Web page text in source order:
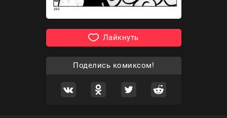
Лайкнуть
Поделись комиксом!